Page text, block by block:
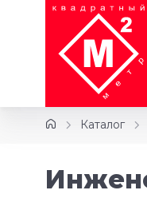
Каталог